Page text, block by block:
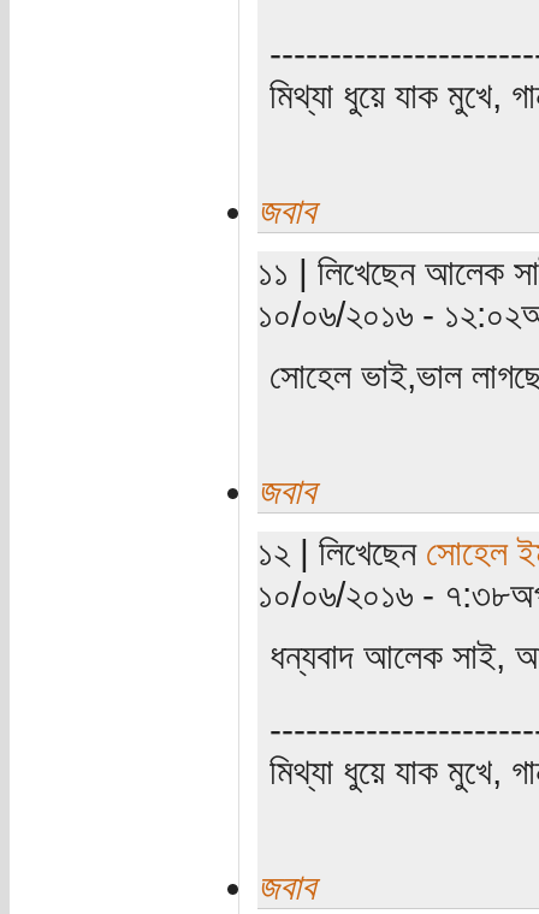
মিথ্যা ধুয়ে যাক মুখে,
জবাব
১১ | লিখেছেন আলেক
১০/০৬/২০১৬ -
সোহেল ভাই,ভাল
জবাব
১২ | লিখেছেন সোহেল
১০/০৬/২০১৬ -
ধন্যবাদ আলেক সাই,
মিথ্যা ধুয়ে যাক মুখে,
জবাব